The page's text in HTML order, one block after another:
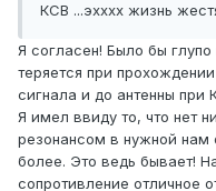
КСВ ...эхххх жизнь
Я согласен! Было бы глупо
теряется при
сигнала и до антенны при
Я имел ввиду то, что нет
резонансом в нужной нам
более. Это ведь бывает!
сопротивление отличное